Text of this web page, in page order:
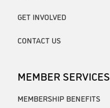
GET INVOLVED
CONTACT US
MEMBER SERVICES
MEMBERSHIP BENEFITS